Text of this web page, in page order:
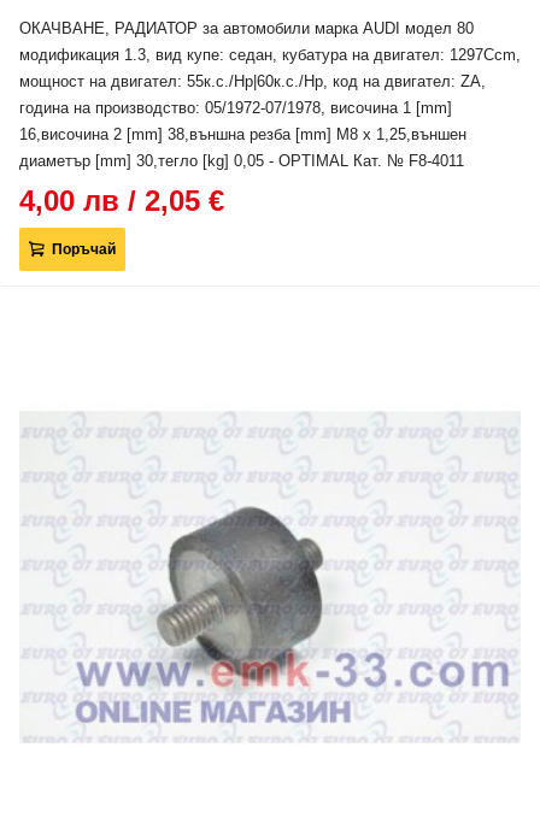
ОКАЧВАНЕ, РАДИАТОР за автомобили марка AUDI модел 80
модификация 1.3, вид купе: седан, кубатура на двигател: 1297Ccm,
мощност на двигател: 55к.с./Hp|60к.с./Hp, код на двигател: ZA,
година на производство: 05/1972-07/1978, височина 1 [mm]
16,височина 2 [mm] 38,външна резба [mm] M8 x 1,25,външен
диаметър [mm] 30,тегло [kg] 0,05 - OPTIMAL Кат. № F8-4011
4,00 лв / 2,05 €
Поръчай